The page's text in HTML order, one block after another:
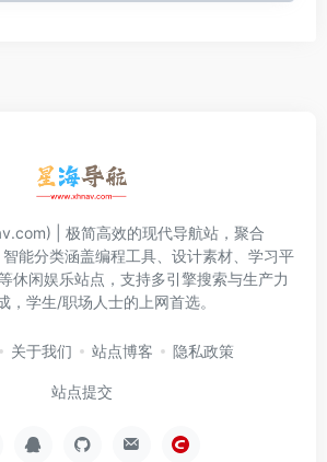
| 极简高效的现代导航站，聚合
能分类涵盖编程工具、设计素材、学习平
休闲娱乐站点，支持多引擎搜索与生产力
，学生/职场人士的上网首选。
关于我们 站点博客 隐私政策
站点提交